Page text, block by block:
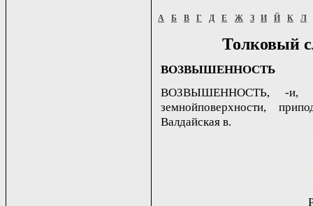
А Б В Г Д Е Ж З И Й К Л
Толковый
ВОЗВЫШЕННОСТЬ
ВОЗВЫШЕННОСТЬ, -и,
земнойповерхности,
Валдайская в.